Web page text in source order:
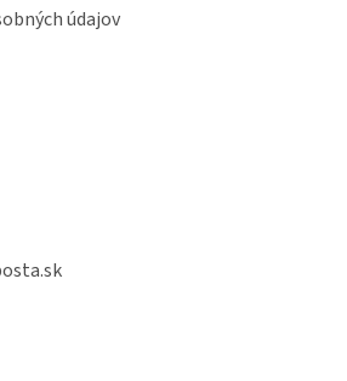
údajov